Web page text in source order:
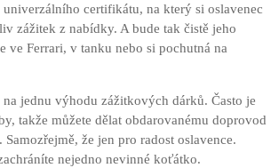
univerzálního certifikátu, na který si oslavenec
zážitek z nabídky. A bude tak čistě jeho
ve Ferrari, v tanku nebo si pochutná na
na jednu výhodu zážitkových dárků. Často je
takže můžete dělat obdarovanému doprovod
že jen pro radost oslavence.
nejedno nevinné koťátko.